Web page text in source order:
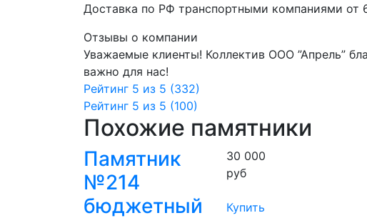
Доставка по РФ транспортными компаниями от
Отзывы о компании
Уважаемые клиенты! Коллектив ООО ”Апрель”
важно для нас!
Рейтинг 5 из 5 (332)
Рейтинг 5 из 5 (100)
Похожие памятники
Памятник
№214
бюджетный
30 000
руб
Купить